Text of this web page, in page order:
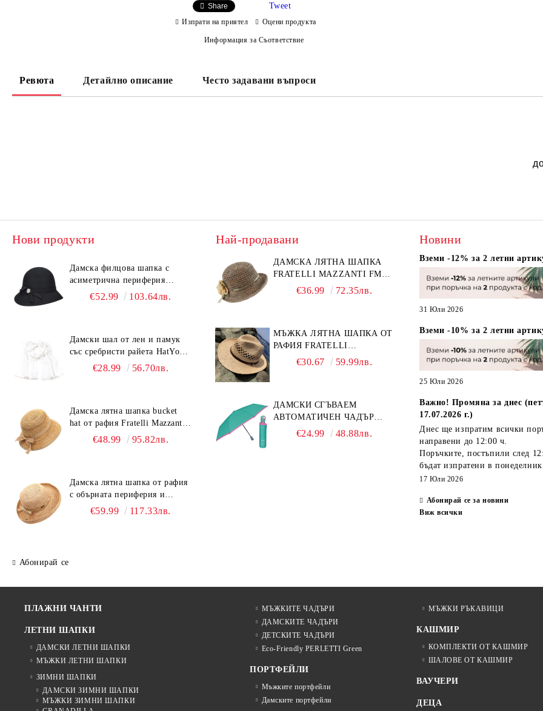
Share Tweet
Изпрати на приятел Оцени продукта
Информация за Съответствие
Ревюта Детайлно описание Често задавани въпроси
Нови продукти
Дамска филцова шапка с
асиметрична периферия
HatYou CF0376 | Черен
€52.99 103.64лв.
Дамски шал от лен и памук
със сребристи райета HatYou |
90x180 см | Бял
€28.99 56.70лв.
Дамска лятна шапка bucket
hat от рафия Fratelli Mazzanti |
Светлокафяв
€48.99 95.82лв.
Дамска лятна шапка от рафия
с обърната периферия и
бежова лента Fratelli Mazzanti
€59.99 117.33лв.
Абонирай се
Най-продавани
ДАМСКА ЛЯТНА ШАПКА
FRATELLI MAZZANTI FM
6774, НАТУРАЛЕН/ЖЪЛТО
€36.99 72.35лв.
МЪЖКА ЛЯТНА ШАПКА ОТ
РАФИЯ FRATELLI
MAZZANTI FM 7932,
€30.67 59.99лв.
ДАМСКИ СГЪВАЕМ
АВТОМАТИЧЕН ЧАДЪР
OPEN-CLOSE | PERLETTI
€24.99 48.88лв.
Новини
Вземи -12% за 2 летни
31 Юли 2026
Вземи -10% за 2 летни
25 Юли 2026
Важно! Промяна за днес
17.07.2026 г.)
Днес ще изпратим всички
направени до 12:00 ч.
Поръчките, постъпили след
бъдат изпратени в понеделник
17 Юли 2026
Абонирай се за новини
Виж всички
ПЛАЖНИ ЧАНТИ
ЛЕТНИ ШАПКИ
ДАМСКИ ЛЕТНИ ШАПКИ
МЪЖКИ ЛЕТНИ ШАПКИ
ЗИМНИ ШАПКИ
ДАМСКИ ЗИМНИ ШАПКИ
МЪЖКИ ЗИМНИ ШАПКИ
МЪЖКИТЕ ЧАДЪРИ
ДАМСКИТЕ ЧАДЪРИ
ДЕТСКИТЕ ЧАДЪРИ
Eco-Friendly PERLETTI Green
ПОРТФЕЙЛИ
Мъжките портфейли
Дамските портфейли
МЪЖКИ РЪКАВИЦИ
КАШМИР
КОМПЛЕКТИ ОТ КАШМИР
ШАЛОВЕ ОТ КАШМИР
ВАУЧЕРИ
ДЕЦА